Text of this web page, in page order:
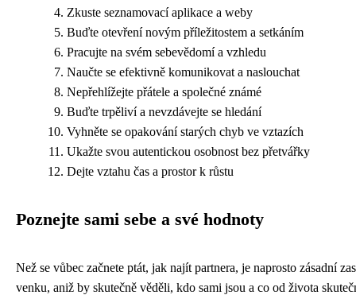
Zkuste seznamovací aplikace a weby
Buďte otevření novým příležitostem a setkáním
Pracujte na svém sebevědomí a vzhledu
Naučte se efektivně komunikovat a naslouchat
Nepřehlížejte přátele a společné známé
Buďte trpěliví a nevzdávejte se hledání
Vyhněte se opakování starých chyb ve vztazích
Ukažte svou autentickou osobnost bez přetvářky
Dejte vztahu čas a prostor k růstu
Poznejte sami sebe a své hodnoty
Než se vůbec začnete ptát, jak najít partnera, je naprosto zásadní
venku, aniž by skutečně věděli, kdo sami jsou a co od života